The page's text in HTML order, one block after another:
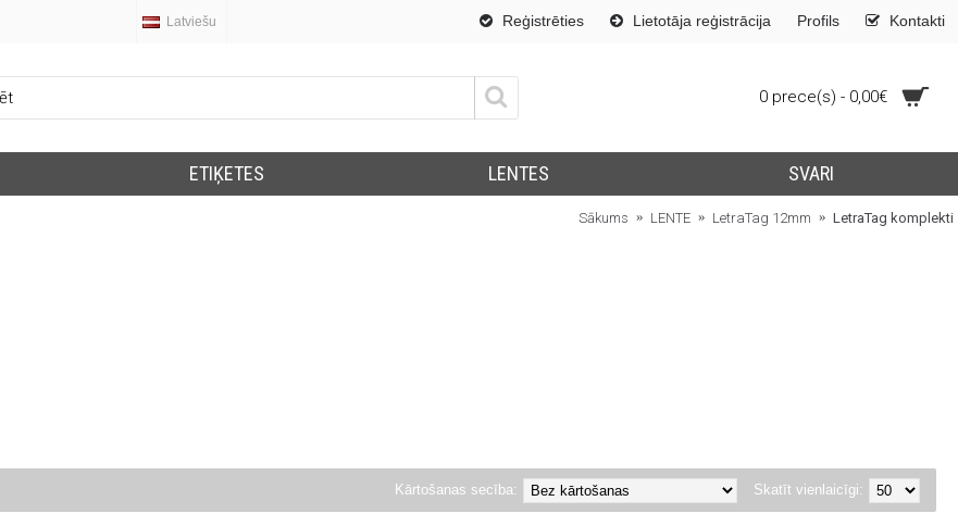
Latviešu Reģistrēties Lietotāja reģistrācija Profils Kontakti
0 prece(s) - 0,00€
ETIĶETES LENTES SVARI
Sākums LENTE LetraTag 12mm LetraTag komplekti
Skatīt vienlaicīgi:
Kārtošanas secība: